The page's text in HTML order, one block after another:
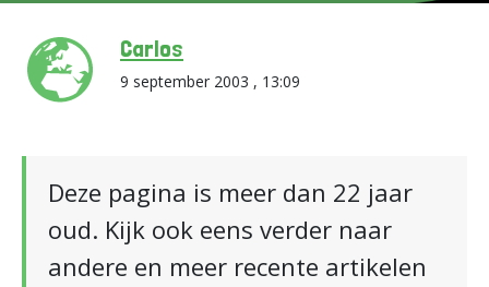
Carlos
9 september 2003 , 13:09
Deze pagina is meer dan 22 jaar
oud. Kijk ook eens verder naar
andere en meer recente artikelen